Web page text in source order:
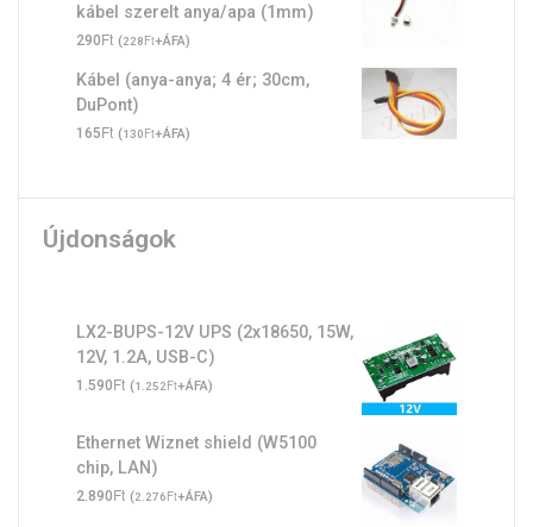
kábel szerelt anya/apa (1mm)
290Ft (228Ft+ÁFA)
Kábel (anya-anya; 4 ér; 30cm,
DuPont)
165Ft (130Ft+ÁFA)
Újdonságok
LX2-BUPS-12V UPS (2x18650, 15W,
12V, 1.2A, USB-C)
1.590Ft (1.252Ft+ÁFA)
Ethernet Wiznet shield (W5100
chip, LAN)
2.890Ft (2.276Ft+ÁFA)